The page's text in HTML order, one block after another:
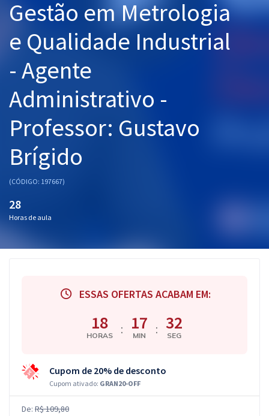
Aprovados
Atendimento
Gestão em Metrologia
e Qualidade Industrial
- Agente
Administrativo -
Professor: Gustavo
Brígido
(CÓDIGO: 197667)
28
Horas de aula
ESSAS OFERTAS ACABAM EM:
18
HORAS : 17
MIN : 31
SEG
Cupom de 20% de desconto
Cupom ativado: GRAN20-OFF
De: R$ 109,80